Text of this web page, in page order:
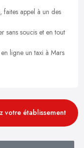
appel à un des
sans soucis et en tout
ligne un taxi à Mars
votre établissement